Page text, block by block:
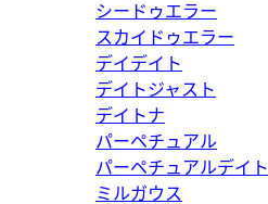
アンカラ》 H201483ZH01420
アンコラ》 H201407ZH01420
シードゥエラー
スカイドゥエラー
デイデイト
デイトジャスト
デイトナ
パーペチュアル
パーペチュアルデイト
ミルガウス